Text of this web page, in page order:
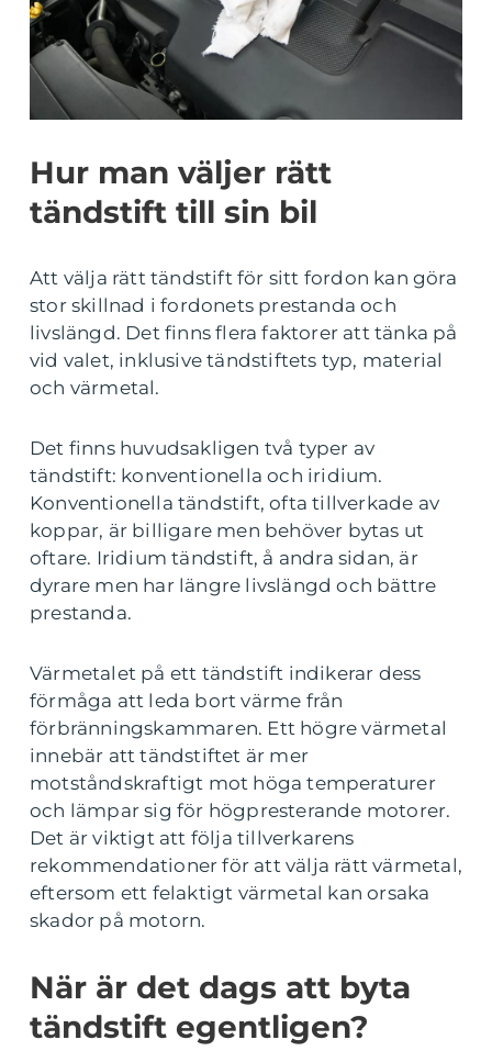
Hur man väljer rätt
tändstift till sin bil
Att välja rätt tändstift för sitt fordon kan göra
stor skillnad i fordonets prestanda och
livslängd. Det finns flera faktorer att tänka på
vid valet, inklusive tändstiftets typ, material
och värmetal.
Det finns huvudsakligen två typer av
tändstift: konventionella och iridium.
Konventionella tändstift, ofta tillverkade av
koppar, är billigare men behöver bytas ut
oftare. Iridium tändstift, å andra sidan, är
dyrare men har längre livslängd och bättre
prestanda.
Värmetalet på ett tändstift indikerar dess
förmåga att leda bort värme från
förbränningskammaren. Ett högre värmetal
innebär att tändstiftet är mer
motståndskraftigt mot höga temperaturer
och lämpar sig för högpresterande motorer.
Det är viktigt att följa tillverkarens
rekommendationer för att välja rätt värmetal,
eftersom ett felaktigt värmetal kan orsaka
skador på motorn.
När är det dags att byta
tändstift egentligen?